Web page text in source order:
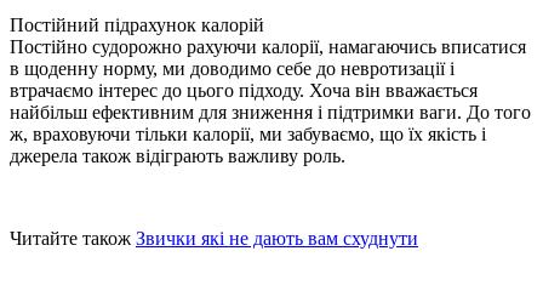
Постійний підрахунок калорій
Постійно судорожно рахуючи калорії, намагаючись вписатися
в щоденну норму, ми доводимо себе до невротизації і
втрачаємо інтерес до цього підходу. Хоча він вважається
найбільш ефективним для зниження і підтримки ваги. До того
ж, враховуючи тільки калорії, ми забуваємо, що їх якість і
джерела також відіграють важливу роль.
Читайте також Звички які не дають вам схуднути